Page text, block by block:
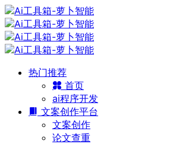
热门推荐
首页
ai程序开发
文案创作平台
文案创作
论文查重